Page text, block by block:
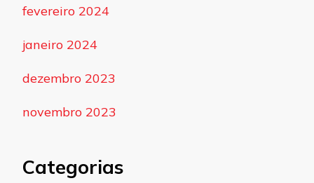
fevereiro 2024
janeiro 2024
dezembro 2023
novembro 2023
Categorias